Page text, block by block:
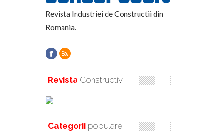
Revista Industriei de Constructii din
Romania.
Revista Constructiv
Categorii populare